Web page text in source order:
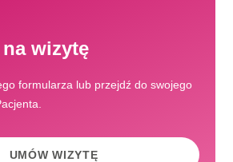
wizytę
formularza lub przejdź do swojego
UMÓW WIZYTĘ